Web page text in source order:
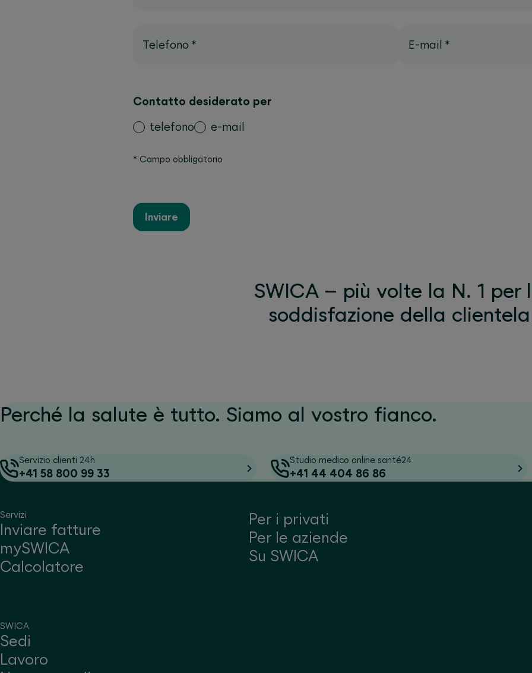
Telefono * E-mail *
Contatto desiderato per
telefono
e-mail
* Campo obbligatorio
Inviare
SWICA – più volte la N. 1 per
soddisfazione della clientela
Perché la salute è tutto. Siamo al vostro fianco.
Servizio clienti 24h
+41 58 800 99 33
Studio medico online santé24
+41 44 404 86 86
Servizi
Inviare fatture
mySWICA
Calcolatore
Per i privati
Per le aziende
Su SWICA
SWICA
Sedi
Lavoro